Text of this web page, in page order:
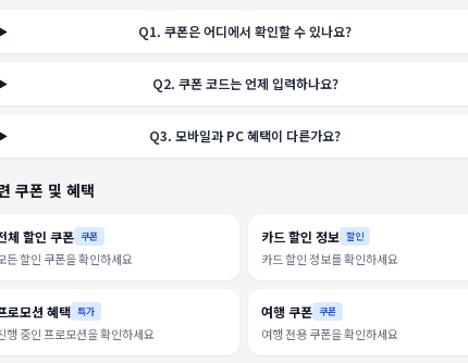
Q1.쿠폰은 어디에서 확인할 수 있나요?
Q2. 쿠폰 코드는 언제 입력하나요?
Q3.모바일과 PC 혜택이 다른가요?
쿠폰 및 혜택
체 할인 쿠폰 쿠폰
든 할인 쿠폰을 확인하세요
카드 할인 정보 할인
카드 할인 정보를 확인하세요
로모션 혜택 특가
행 중인 프로모션을 확인하세요
여행 쿠폰 쿠폰
여행 전용 쿠폰을 확인하세요